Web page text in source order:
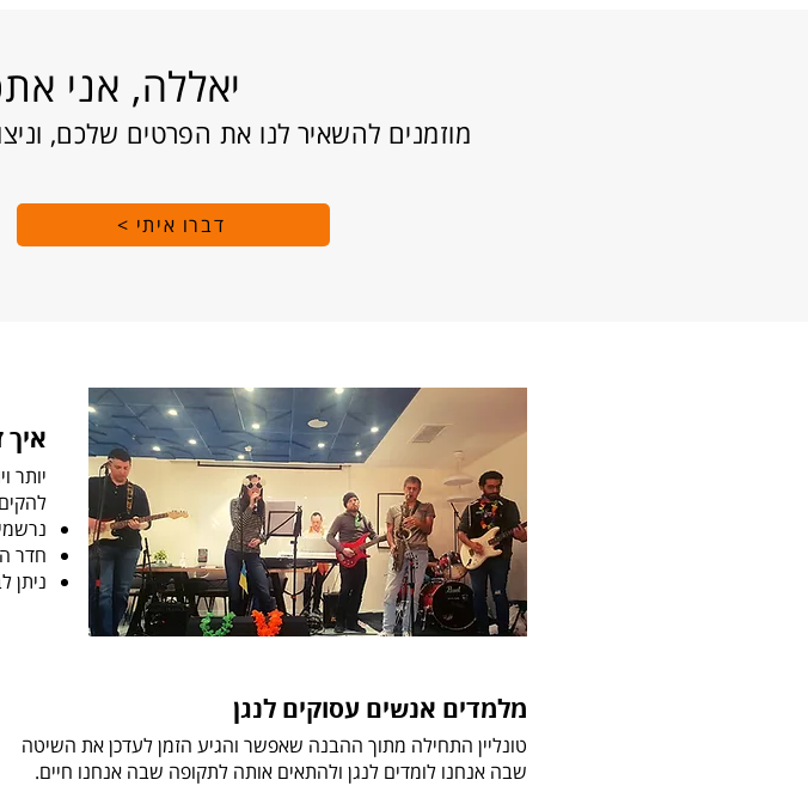
יאללה, אני
מוזמנים להשאיר לנו את הפרטים שלכם,
דברו איתי >
איך
יותר
חדר
ניתן
מלמדים אנשים עסוקים לנגן
טונליין התחילה מתוך ההבנה שאפשר והגיע הזמן לעדכן את השיטה
שבה אנחנו לומדים לנגן ולהתאים אותה לתקופה שבה אנחנו חיים.